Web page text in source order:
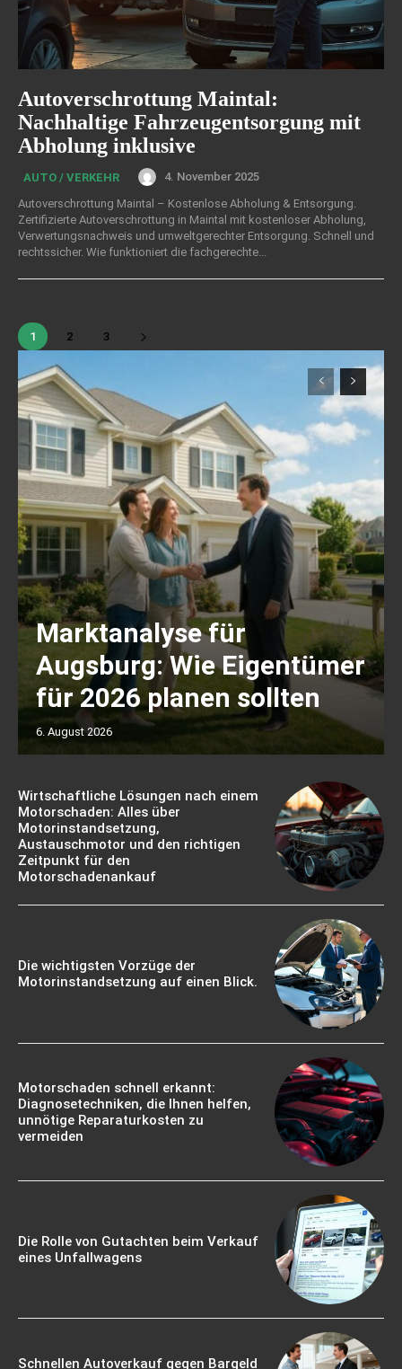
Autoverschrottung Maintal:
Nachhaltige Fahrzeugentsorgung mit
Abholung inklusive
AUTO / VERKEHR
4. November 2025
Autoverschrottung Maintal – Kostenlose Abholung & Entsorgung.
Zertifizierte Autoverschrottung in Maintal mit kostenloser Abholung,
Verwertungsnachweis und umweltgerechter Entsorgung. Schnell und
rechtssicher. Wie funktioniert die fachgerechte...
1 2 3
Marktanalyse für
Augsburg: Wie Eigentümer
für 2026 planen sollten
6. August 2026
Wirtschaftliche Lösungen nach einem
Motorschaden: Alles über
Motorinstandsetzung,
Austauschmotor und den richtigen
Zeitpunkt für den
Motorschadenankauf
Die wichtigsten Vorzüge der
Motorinstandsetzung auf einen Blick.
Motorschaden schnell erkannt:
Diagnosetechniken, die Ihnen helfen,
unnötige Reparaturkosten zu
vermeiden
Die Rolle von Gutachten beim Verkauf
eines Unfallwagens
Schnellen Autoverkauf gegen Bargeld